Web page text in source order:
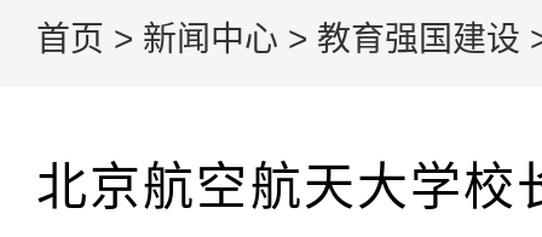
首页 > 新闻中心 > 教育强国建设
北京航空航天大学校